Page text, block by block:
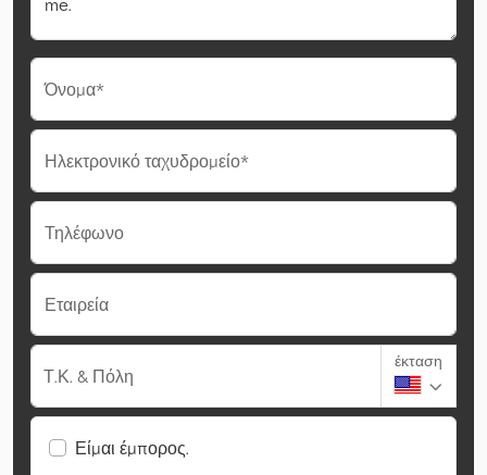
Όνομα*
Ηλεκτρονικό ταχυδρομείο*
Τηλέφωνο
Εταιρεία
Τ.Κ. & Πόλη
έκταση
Είμαι έμπορος.